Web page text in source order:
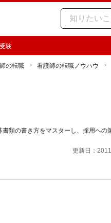
験
の転職 看護師の転職ノウハウ
類の書き方をマスターし、採用への
更新日：